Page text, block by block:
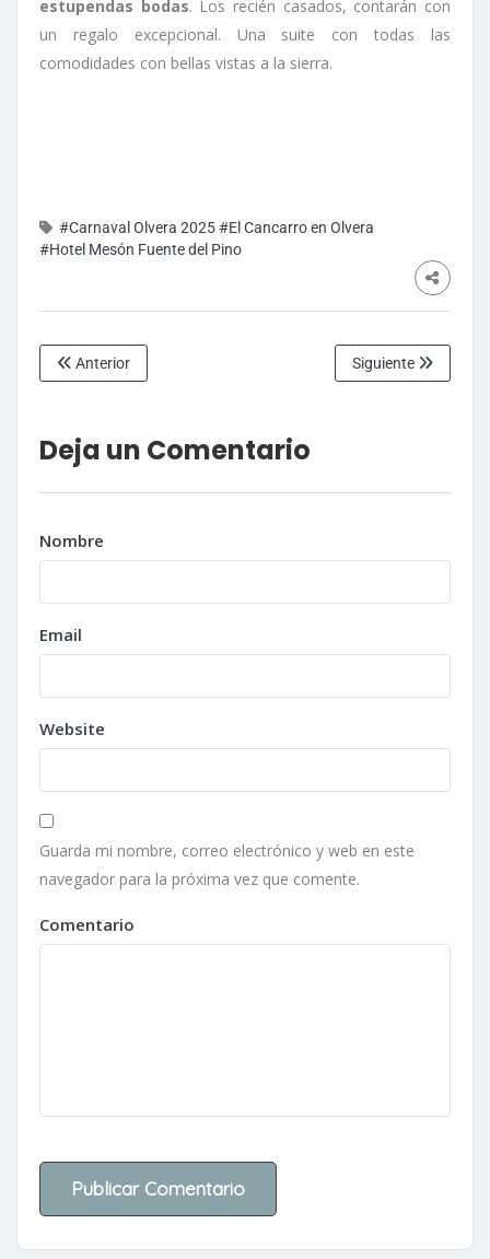
estupendas bodas. Los recién casados, contarán con
un regalo excepcional. Una suite con todas las
comodidades con bellas vistas a la sierra.
#Carnaval Olvera 2025#El Cancarro en Olvera
#Hotel Mesón Fuente del Pino
Anterior Siguiente
Deja un Comentario
Nombre
Email
Website
Guarda mi nombre, correo electrónico y web en este
navegador para la próxima vez que comente.
Comentario